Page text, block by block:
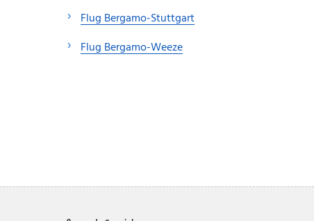
Flug Bergamo-Stuttgart
Flug Bergamo-Weeze